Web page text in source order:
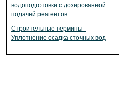
водоподготовки с дозированной
подачей реагентов
Строительные термины -
Уплотнение осадка сточных вод